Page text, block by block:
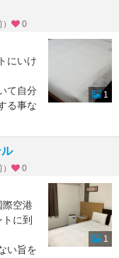
0
にいけ
て自分
る事な
1
0
際空港
に到
い旨を
1